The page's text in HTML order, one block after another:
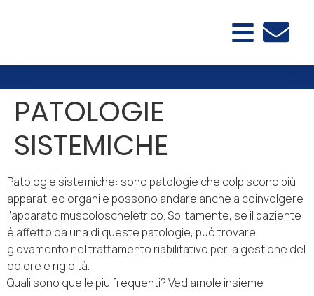
PATOLOGIE
SISTEMICHE
Patologie sistemiche: sono patologie che colpiscono più
apparati ed organi e possono andare anche a coinvolgere
l’apparato muscoloscheletrico. Solitamente, se il paziente
è affetto da una di queste patologie, può trovare
giovamento nel trattamento riabilitativo per la gestione del
dolore e rigidità.
Quali sono quelle più frequenti? Vediamole insieme